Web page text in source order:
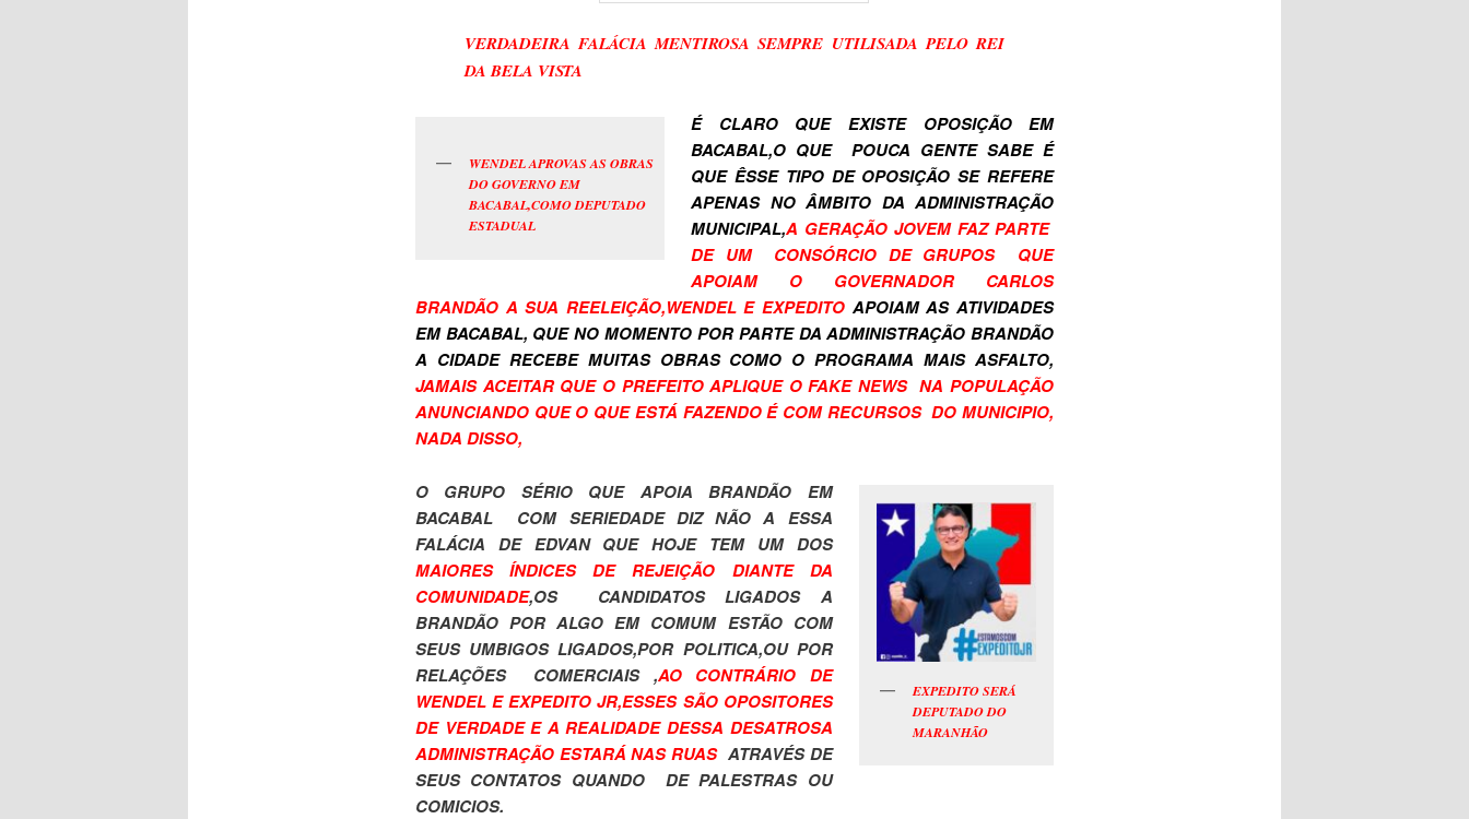
VERDADEIRA FALÁCIA MENTIROSA SEMPRE UTILISADA PELO REI
DA BELA VISTA
WENDEL APROVAS AS OBRAS
DO GOVERNO EM
BACABAL,COMO DEPUTADO
ESTADUAL
É CLARO QUE EXISTE OPOSIÇÃO EM
BACABAL,O QUE POUCA GENTE SABE É
QUE ÊSSE TIPO DE OPOSIÇÃO SE REFERE
APENAS NO ÂMBITO DA ADMINISTRAÇÃO
MUNICIPAL,A GERAÇÃO JOVEM FAZ PARTE
DE UM CONSÓRCIO DE GRUPOS QUE
APOIAM O GOVERNADOR CARLOS
BRANDÃO A SUA REELEIÇÃO,WENDEL E EXPEDITO APOIAM AS ATIVIDADES
EM BACABAL, QUE NO MOMENTO POR PARTE DA ADMINISTRAÇÃO BRANDÃO
A CIDADE RECEBE MUITAS OBRAS COMO O PROGRAMA MAIS ASFALTO,
JAMAIS ACEITAR QUE O PREFEITO APLIQUE O FAKE NEWS NA POPULAÇÃO
ANUNCIANDO QUE O QUE ESTÁ FAZENDO É COM RECURSOS DO MUNICIPIO,
NADA DISSO,
EXPEDITO SERÁ
DEPUTADO DO
MARANHÃO
O GRUPO SÉRIO QUE APOIA BRANDÃO EM
BACABAL COM SERIEDADE DIZ NÃO A ESSA
FALÁCIA DE EDVAN QUE HOJE TEM UM DOS
MAIORES ÍNDICES DE REJEIÇÃO DIANTE DA
COMUNIDADE,OS CANDIDATOS LIGADOS A
BRANDÃO POR ALGO EM COMUM ESTÃO COM
SEUS UMBIGOS LIGADOS,POR POLITICA,OU POR
RELAÇÕES COMERCIAIS ,AO CONTRÁRIO DE
WENDEL E EXPEDITO JR,ESSES SÃO OPOSITORES
DE VERDADE E A REALIDADE DESSA DESATROSA
ADMINISTRAÇÃO ESTARÁ NAS RUAS ATRAVÉS DE
SEUS CONTATOS QUANDO DE PALESTRAS OU
COMICIOS.